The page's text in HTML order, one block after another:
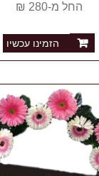
החל מ-280 ₪
הזמינו עכשיו